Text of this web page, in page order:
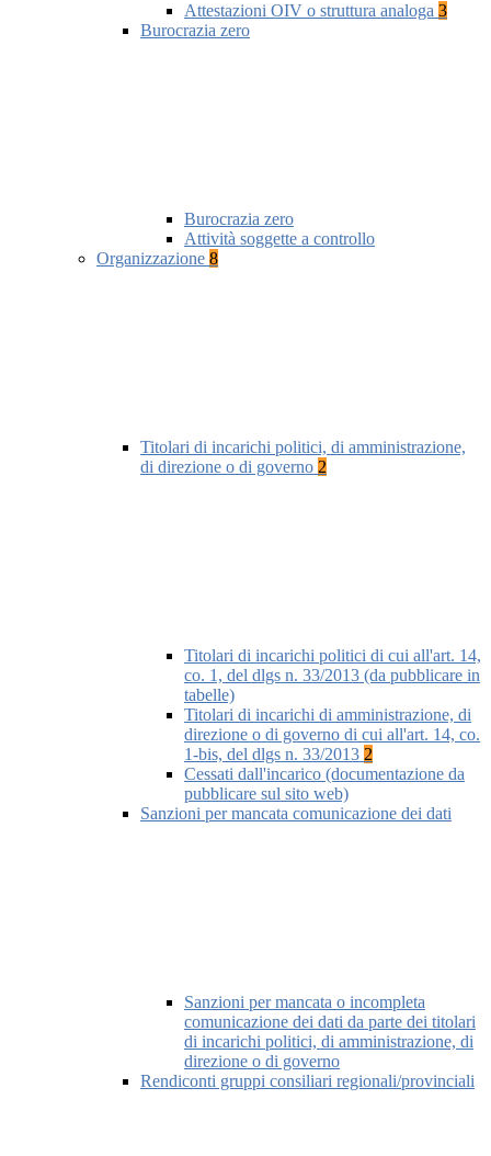
Attestazioni OIV o struttura analoga 3
Burocrazia zero
Burocrazia zero
Attività soggette a controllo
Organizzazione 8
Titolari di incarichi politici, di amministrazione,
di direzione o di governo 2
Titolari di incarichi politici di cui all'art. 14,
co. 1, del dlgs n. 33/2013 (da pubblicare in
tabelle)
Titolari di incarichi di amministrazione, di
direzione o di governo di cui all'art. 14, co.
1-bis, del dlgs n. 33/2013 2
Cessati dall'incarico (documentazione da
pubblicare sul sito web)
Sanzioni per mancata comunicazione dei dati
Sanzioni per mancata o incompleta
comunicazione dei dati da parte dei titolari
di incarichi politici, di amministrazione, di
direzione o di governo
Rendiconti gruppi consiliari regionali/provinciali